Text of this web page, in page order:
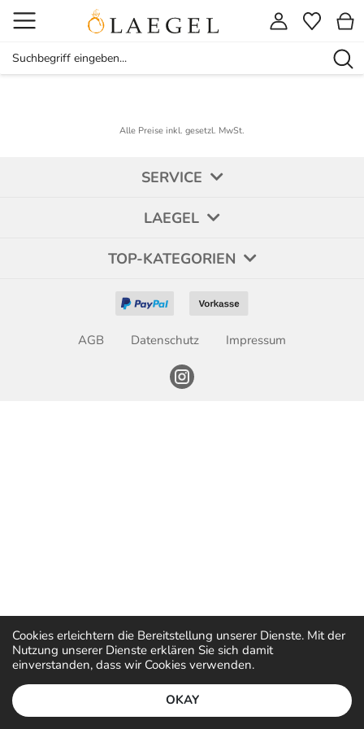
Cookies erleichtern die Bereitstellung unserer Dienste. Mit der
Nutzung unserer Dienste erklären Sie sich damit
einverstanden, dass wir Cookies verwenden.
OKAY
Alle Preise inkl. gesetzl. MwSt.
SERVICE
LAEGEL
TOP-KATEGORIEN
AGB Datenschutz Impressum